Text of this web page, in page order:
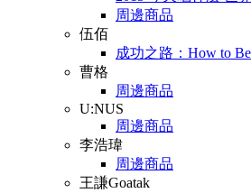
周邊商品
伍佰
成功之路：How to
曹格
周邊商品
U:NUS
周邊商品
李浩瑋
周邊商品
王謙Goatak